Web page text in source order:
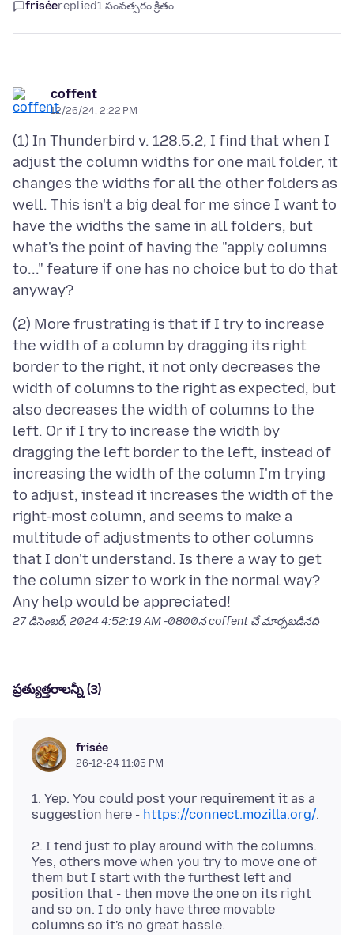
friséereplied1 సంవత్సరం క్రితం
coffent
12/26/24, 2:22 PM
(1) In Thunderbird v. 128.5.2, I find that when I
adjust the column widths for one mail folder, it
changes the widths for all the other folders as
well. This isn't a big deal for me since I want to
have the widths the same in all folders, but
what's the point of having the "apply columns
to..." feature if one has no choice but to do that
(2) More frustrating is that if I try to increase
the width of a column by dragging its right
border to the right, it not only decreases the
width of columns to the right as expected, but
also decreases the width of columns to the
left. Or if I try to increase the width by
dragging the left border to the left, instead of
increasing the width of the column I'm trying
to adjust, instead it increases the width of the
right-most column, and seems to make a
multitude of adjustments to other columns
that I don't understand. Is there a way to get
the column sizer to work in the normal way?
27 డిసెంబర్, 2024 4:52:19 AM -0800న coffent చే మార్చబడినది
ప్రత్యుత్తరాలన్నీ (3)
frisée
26-12-24 11:05 PM
1. Yep. You could post your requirement it as a
suggestion here - https://connect.mozilla.org/
2. I tend just to play around with the columns.
Yes, others move when you try to move one of
them but I start with the furthest left and
position that - then move the one on its right
and so on. I do only have three movable